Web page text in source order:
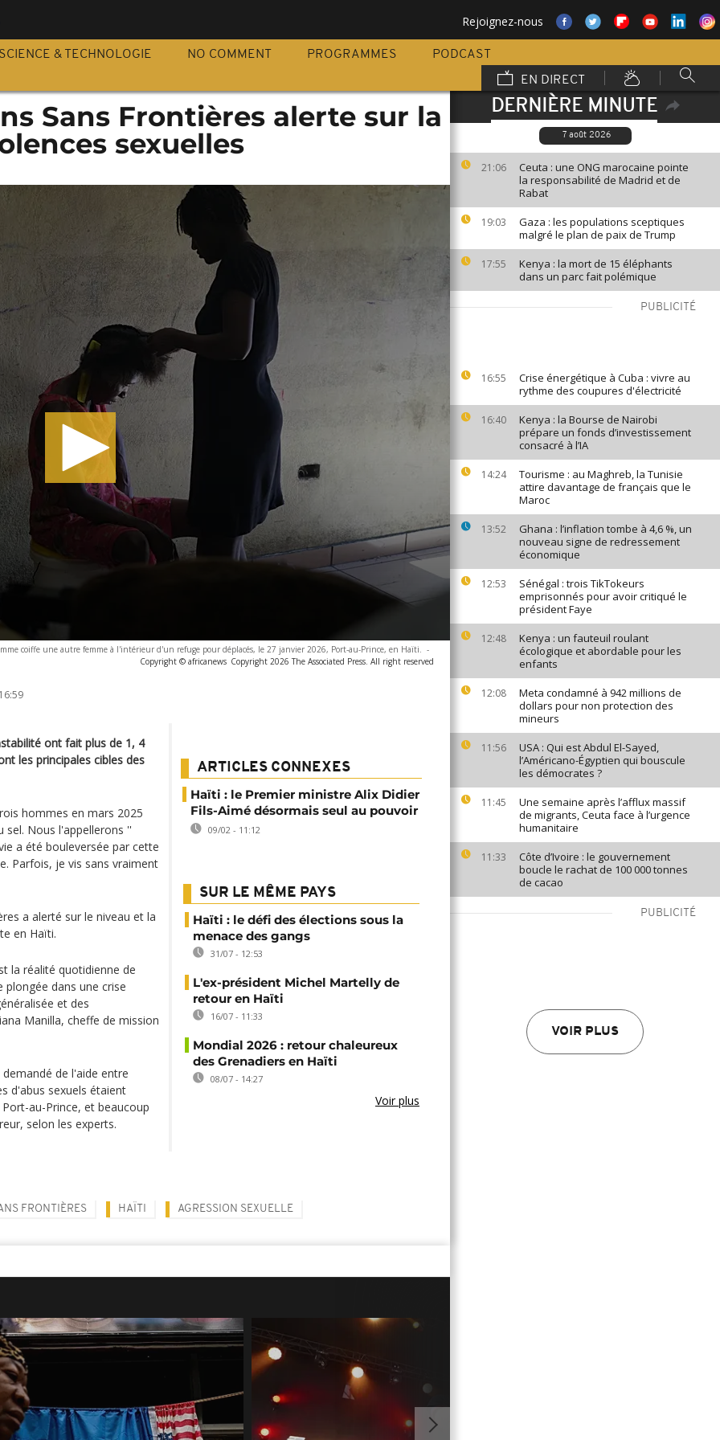
Rejoignez-nous
SCIENCE & TECHNOLOGIE NO COMMENT PROGRAMMES
PODCAST
EN DIRECT
DERNIÈRE MINUTE
7 août 2026
21:06
Ceuta : une ONG marocaine pointe
la responsabilité de Madrid et de
Rabat
19:03
Gaza : les populations sceptiques
malgré le plan de paix de Trump
17:55
Kenya : la mort de 15 éléphants
dans un parc fait polémique
PUBLICITÉ
16:55
Crise énergétique à Cuba : vivre au
rythme des coupures d'électricité
16:40
Kenya : la Bourse de Nairobi
prépare un fonds d’investissement
consacré à l’IA
14:24
Tourisme : au Maghreb, la Tunisie
attire davantage de français que le
Maroc
13:52
Ghana : l’inflation tombe à 4,6 %, un
nouveau signe de redressement
économique
12:53
Sénégal : trois TikTokeurs
emprisonnés pour avoir critiqué le
président Faye
12:48
Kenya : un fauteuil roulant
écologique et abordable pour les
enfants
12:08
Meta condamné à 942 millions de
dollars pour non protection des
mineurs
11:56
USA : Qui est Abdul El-Sayed,
l’Américano-Égyptien qui bouscule
les démocrates ?
11:45
Une semaine après l’afflux massif
de migrants, Ceuta face à l’urgence
humanitaire
11:33
Côte d’Ivoire : le gouvernement
boucle le rachat de 100 000 tonnes
de cacao
PUBLICITÉ
VOIR PLUS
Sans Frontières alerte sur la
sexuelles
coiffe une autre femme à l'intérieur d'un refuge pour déplacés, le 27 janvier 2026, Port-au-Prince, en Haïti. -
Copyright © africanews Copyright 2026 The Associated Press. All right reserved
ont fait plus de 1, 4
les principales cibles des
hommes en mars 2025
sel. Nous l'appellerons ''
a été bouleversée par cette
Parfois, je vis sans vraiment
a alerté sur le niveau et la
en Haïti.
la réalité quotidienne de
dans une crise
et des
Manilla, cheffe de mission
de l'aide entre
d'abus sexuels étaient
au-Prince, et beaucoup
selon les experts.
ARTICLES CONNEXES
Haïti : le Premier ministre Alix Didier
Fils-Aimé désormais seul au pouvoir
09/02 - 11:12
SUR LE MÊME PAYS
Haïti : le défi des élections sous la
menace des gangs
31/07 - 12:53
L'ex-président Michel Martelly de
retour en Haïti
16/07 - 11:33
Mondial 2026 : retour chaleureux
des Grenadiers en Haïti
08/07 - 14:27
Voir plus
FRONTIÈRES HAÏTI AGRESSION SEXUELLE